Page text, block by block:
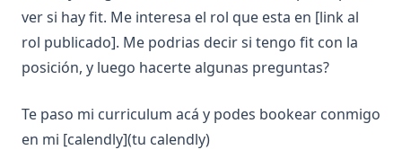
ver si hay fit. Me interesa el rol que esta en [link al
rol publicado]. Me podrias decir si tengo fit con la
posición, y luego hacerte algunas preguntas?
Te paso mi curriculum acá y podes bookear conmigo
en mi [calendly](tu calendly)